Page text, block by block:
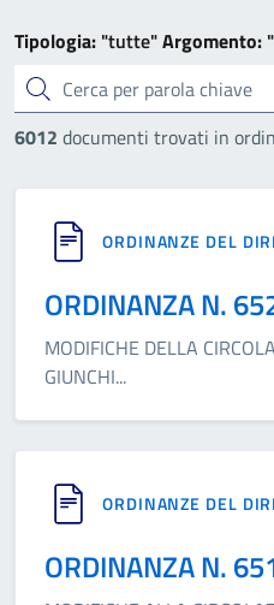
Tipologia: "tutte"Argomento:
cerca
6012 documenti trovati in
ORDINANZE DEL
ORDINANZA N.
MODIFICHE DELLA
GIUNCHI...
ORDINANZE DEL
ORDINANZA N.